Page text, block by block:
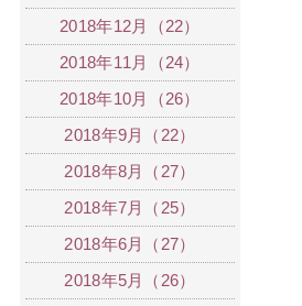
2018年12月（22）
2018年11月（24）
2018年10月（26）
2018年9月（22）
2018年8月（27）
2018年7月（25）
2018年6月（27）
2018年5月（26）